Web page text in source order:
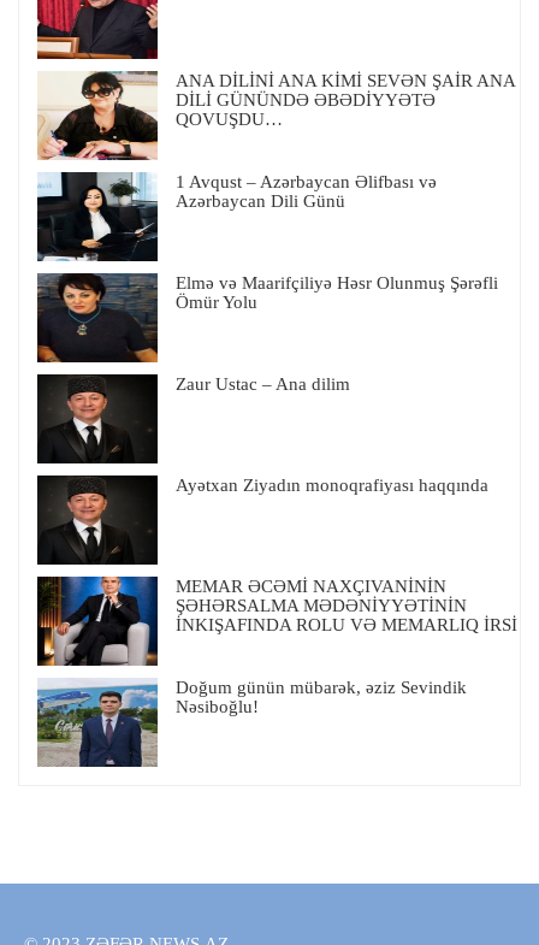
ANA DİLİNİ ANA KİMİ SEVƏN ŞAİR ANA
DİLİ GÜNÜNDƏ ƏBƏDİYYƏTƏ
QOVUŞDU…
1 Avqust – Azərbaycan Əlifbası və
Azərbaycan Dili Günü
Elmə və Maarifçiliyə Həsr Olunmuş Şərəfli
Ömür Yolu
Zaur Ustac – Ana dilim
Ayətxan Ziyadın monoqrafiyası haqqında
MEMAR ƏCƏMİ NAXÇIVANİNİN
ŞƏHƏRSALMA MƏDƏNİYYƏTİNİN
İNKIŞAFINDA ROLU VƏ MEMARLIQ İRSİ
Doğum günün mübarək, əziz Sevindik
Nəsiboğlu!